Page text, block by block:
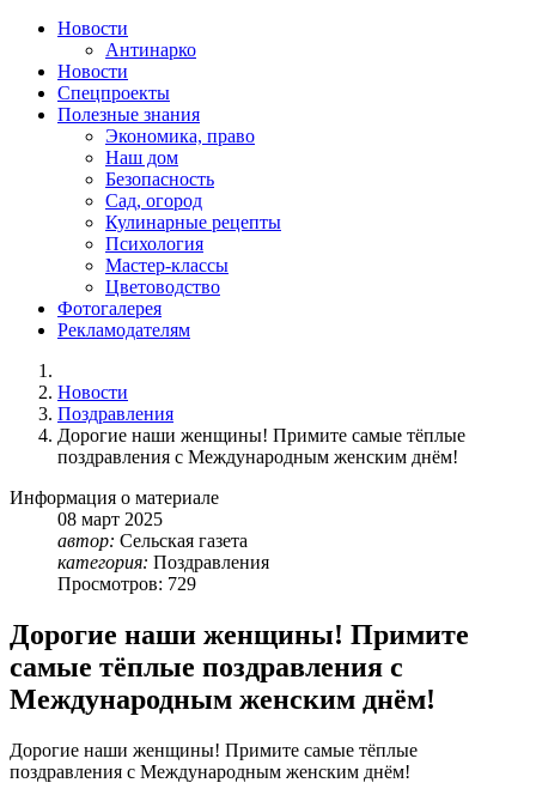
Новости
Антинарко
Новости
Спецпроекты
Полезные знания
Экономика, право
Наш дом
Безопасность
Сад, огород
Кулинарные рецепты
Психология
Мастер-классы
Цветоводство
Фотогалерея
Рекламодателям
Новости
Поздравления
Дорогие наши женщины! Примите самые тёплые
поздравления с Международным женским днём!
Информация о материале
08 март 2025
автор: Сельская газета
категория: Поздравления
Просмотров: 729
Дорогие наши женщины! Примите
самые тёплые поздравления с
Международным женским днём!
Дорогие наши женщины! Примите самые тёплые
поздравления с Международным женским днём!